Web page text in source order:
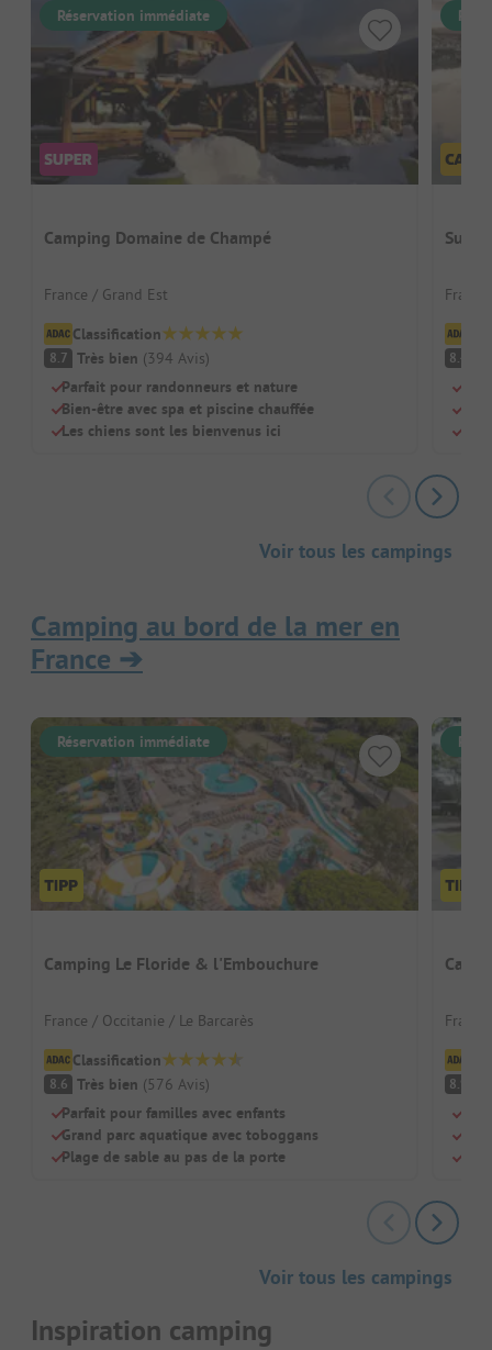
Réservation immédiate
Camping Domaine de Champé
France / Grand Est
Classification
8.7 Très bien (394 Avis)
Parfait pour randonneurs et nature
Bien-être avec spa et piscine chauffée
Les chiens sont les bienvenus ici
8.4
Voir tous les campings
Camping au bord de la mer en
France ➔
Réservation immédiate
Camping Le Floride & l'Embouchure
France / Occitanie / Le Barcarès
Classification
8.6 Très bien (576 Avis)
Parfait pour familles avec enfants
Grand parc aquatique avec toboggans
Plage de sable au pas de la porte
8.9
Voir tous les campings
Inspiration camping